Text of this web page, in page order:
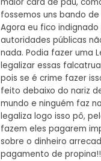
fossemos uns bando
Agora eu fico indignado
autoridades públicas
nada. Podia fazer uma
legalizar essas
pois se é crime fazer
feito debaixo do nariz
mundo e ninguém faz
legaliza logo isso pô,
fazem eles pagarem
sobre o dinheiro
pagamento de propina!!